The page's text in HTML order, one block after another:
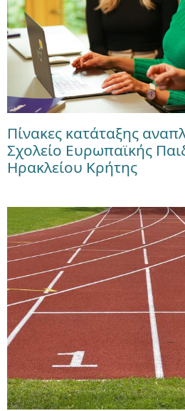
Πίνακες κατάταξης
Σχολείο Ευρωπαϊκής
Ηρακλείου Κρήτης